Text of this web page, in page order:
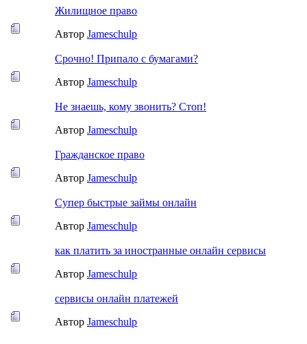
Жилищное право
Автор Jameschulp
Срочно! Припало с бумагами?
Автор Jameschulp
Не знаешь, кому звонить? Стоп!
Автор Jameschulp
Гражданское право
Автор Jameschulp
Супер быстрые займы онлайн
Автор Jameschulp
как платить за иностранные онлайн сервисы
Автор Jameschulp
сервисы онлайн платежей
Автор Jameschulp